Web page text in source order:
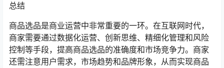
总结
商品选品是商业运营中非常重要的一环。在互联网时代，
商家需要通过数据化运营、创新思维、精细化管理和风险
控制等手段，提高商品选品的准确度和市场竞争力。商家
还需注意用户需求，市场趋势和品牌形象，从而实现商品